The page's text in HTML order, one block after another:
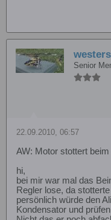
Senior
22.09.2010, 06:57
AW: Motor stottert
hi,
bei mir war mal das
Regler lose, da
persönlich würde den
Kondensator und